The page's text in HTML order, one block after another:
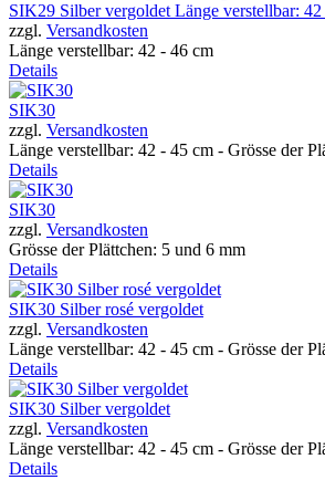
SIK29 Silber vergoldet Länge verstellbar:
zzgl. Versandkosten
Länge verstellbar: 42 - 46 cm
Details
SIK30
zzgl. Versandkosten
Länge verstellbar: 42 - 45 cm - Grösse der
Details
SIK30
zzgl. Versandkosten
Grösse der Plättchen: 5 und 6 mm
Details
SIK30 Silber rosé vergoldet
zzgl. Versandkosten
Länge verstellbar: 42 - 45 cm - Grösse der
Details
SIK30 Silber vergoldet
zzgl. Versandkosten
Länge verstellbar: 42 - 45 cm - Grösse der
Details